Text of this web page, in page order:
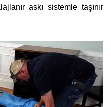
askı sistemle taşınır